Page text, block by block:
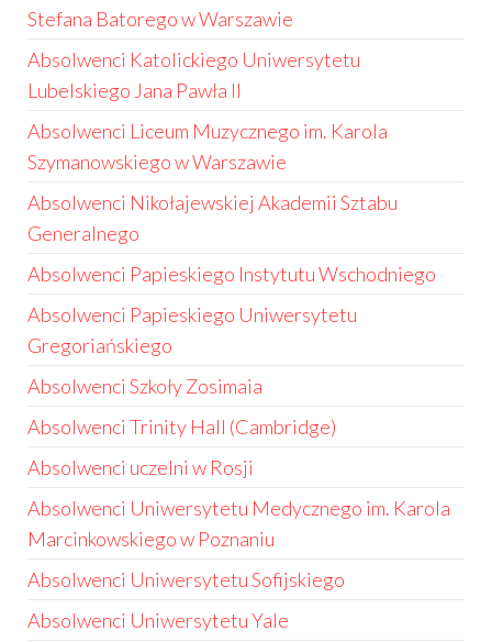
Stefana Batorego w Warszawie
Absolwenci Katolickiego Uniwersytetu
Lubelskiego Jana Pawła II
Absolwenci Liceum Muzycznego im. Karola
Szymanowskiego w Warszawie
Absolwenci Nikołajewskiej Akademii Sztabu
Generalnego
Absolwenci Papieskiego Instytutu Wschodniego
Absolwenci Papieskiego Uniwersytetu
Gregoriańskiego
Absolwenci Szkoły Zosimaia
Absolwenci Trinity Hall (Cambridge)
Absolwenci uczelni w Rosji
Absolwenci Uniwersytetu Medycznego im. Karola
Marcinkowskiego w Poznaniu
Absolwenci Uniwersytetu Sofijskiego
Absolwenci Uniwersytetu Yale